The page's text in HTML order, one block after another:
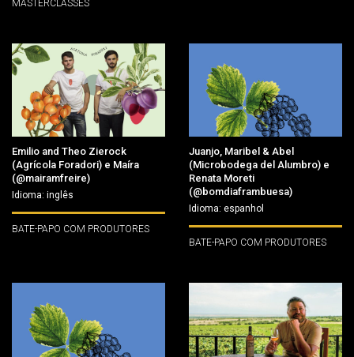
MASTERCLASSES
Emilio and Theo Zierock
(Agrícola Foradori) e Maíra
(@mairamfreire)
Idioma: inglês
BATE-PAPO COM PRODUTORES
Juanjo, Maribel & Abel
(Microbodega del Alumbro) e
Renata Moreti
(@bomdiaframbuesa)
Idioma: espanhol
BATE-PAPO COM PRODUTORES